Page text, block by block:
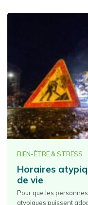
BIEN-ÊTRE & STRESS
Horaires
de vie
Pour que les
atypiques puissent